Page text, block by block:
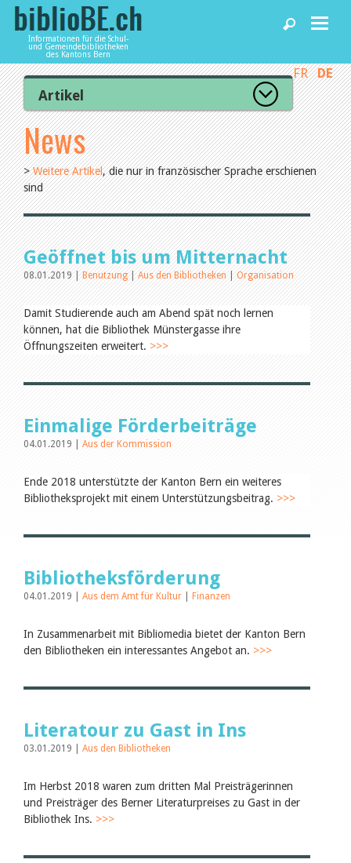
Informationen für die Schul-
und Gemeindebibliotheken
des Kantons Bern
Home
News und Fachbeiträge
Bibliotheken
Agenda
Dienstleistungen
biblioBE nutzen
FR DE
Artikel
Zur Artikelübersicht
RSS Feed
Kategorien
Aus dem Amt für Kultur
Aus der Kommission
Aus den Bibliotheken
Organisation
Raum und Infrastruktur
Bestand
Benutzung
Finanzen
Personal
Qualitätsmanagement
Recht und Politik
Öffentlichkeitsarbeit
Leseförderung
Verschiedenes
Tags
Alle Tags
Birgit Libiszewski
Ursula Strahm
Céline Graf
Felicitas Isler
Andrea Grichting
Therese von Weissenfluh
Manuela Nyffeler-Lanker
Archiv
Juni 2026
März 2026
Dezember 2025
September 2025
Juli 2025
Juni 2025
2024
News
>Weitere Artikel, die nur in französischer Sprache erschienen
sind
Geöffnet bis um Mitternacht
08.01.2019 |Benutzung|Aus den Bibliotheken|Organisation
Damit Studierende auch am Abend spät noch lernen
können, hat die Bibliothek Münstergasse ihre
Öffnungszeiten erweitert. >>>
Einmalige Förderbeiträge
04.01.2019 | Aus der Kommission
Ende 2018 unterstützte der Kanton Bern ein weiteres
Bibliotheksprojekt mit einem Unterstützungsbeitrag. >>>
Bibliotheksförderung
04.01.2019 | Aus dem Amt für Kultur Finanzen
In Zusammenarbeit mit Bibliomedia bietet der Kanton Bern
den Bibliotheken ein interessantes Angebot an. >>>
Literatour zu Gast in Ins
03.01.2019 | Aus den Bibliotheken
Im Herbst 2018 waren zum dritten Mal Preisträgerinnen
und Preisträger des Berner Literaturpreises zu Gast in der
Bibliothek Ins. >>>